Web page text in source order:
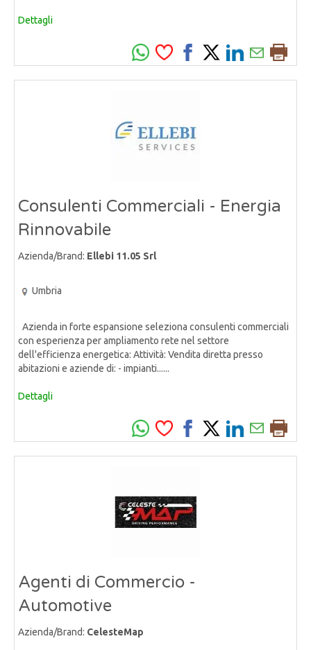
Dettagli
Consulenti Commerciali - Energia
Rinnovabile
Azienda/Brand: Ellebi 11.05 Srl
Umbria
Azienda in forte espansione seleziona consulenti commerciali
con esperienza per ampliamento rete nel settore
dell'efficienza energetica: Attività: Vendita diretta presso
abitazioni e aziende di: - impianti......
Dettagli
Agenti di Commercio -
Automotive
Azienda/Brand: CelesteMap